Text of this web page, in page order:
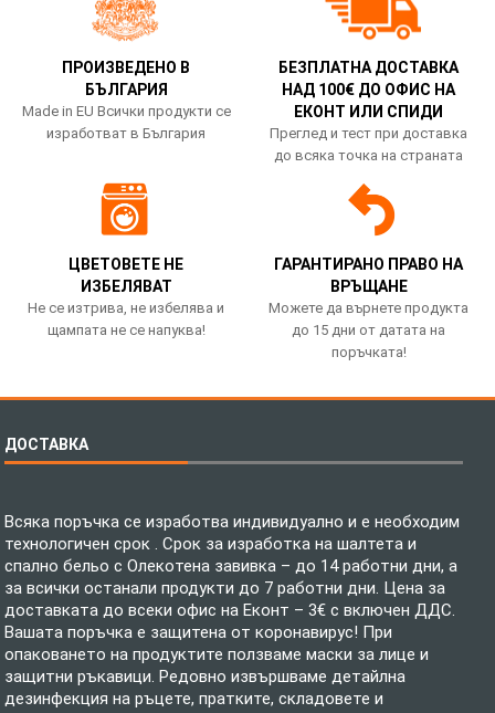
ПРОИЗВЕДЕНО В
БЪЛГАРИЯ
Made in EU Всички продукти се
изработват в България
БЕЗПЛАТНА ДОСТАВКА
НАД 100€ ДО ОФИС НА
ЕКОНТ ИЛИ СПИДИ
Преглед и тест при доставка
до всяка точка на страната
ЦВЕТОВЕТЕ НЕ
ИЗБЕЛЯВАТ
Не се изтрива, не избелява и
щампата не се напуква!
ГАРАНТИРАНО ПРАВО НА
ВРЪЩАНЕ
Можете да върнете продукта
до 15 дни от датата на
поръчката!
ДОСТАВКА
Всяка поръчка се изработва индивидуално и е необходим
технологичен срок . Срок за изработка на шалтета и
спално бельо с Олекотена завивка – до 14 работни дни, а
за всички останали продукти до 7 работни дни. Цена за
доставката до всеки офис на Еконт – 3€ с включен ДДС.
Вашата поръчка е защитена от коронавирус! При
опаковането на продуктите ползваме маски за лице и
защитни ръкавици. Редовно извършваме детайлна
дезинфекция на ръцете, пратките, складовете и